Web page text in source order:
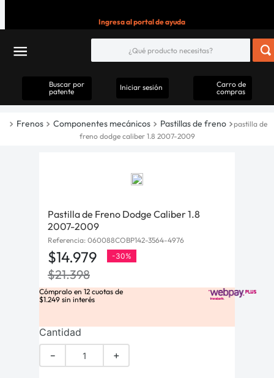
Ingresa al portal de ayuda
Buscar por
patente
Iniciar sesión
Carro de
compras
Frenos Componentes mecánicos Pastillas de freno
pastilla de
freno dodge caliber 1.8 2007-2009
Pastilla de Freno Dodge Caliber 1.8
2007-2009
Referencia: 060088COBP142-3564-4976
$14.979 -30%
$21.398
Cómpralo en 12 cuotas de
$1.249 sin interés
Cantidad
＋
－